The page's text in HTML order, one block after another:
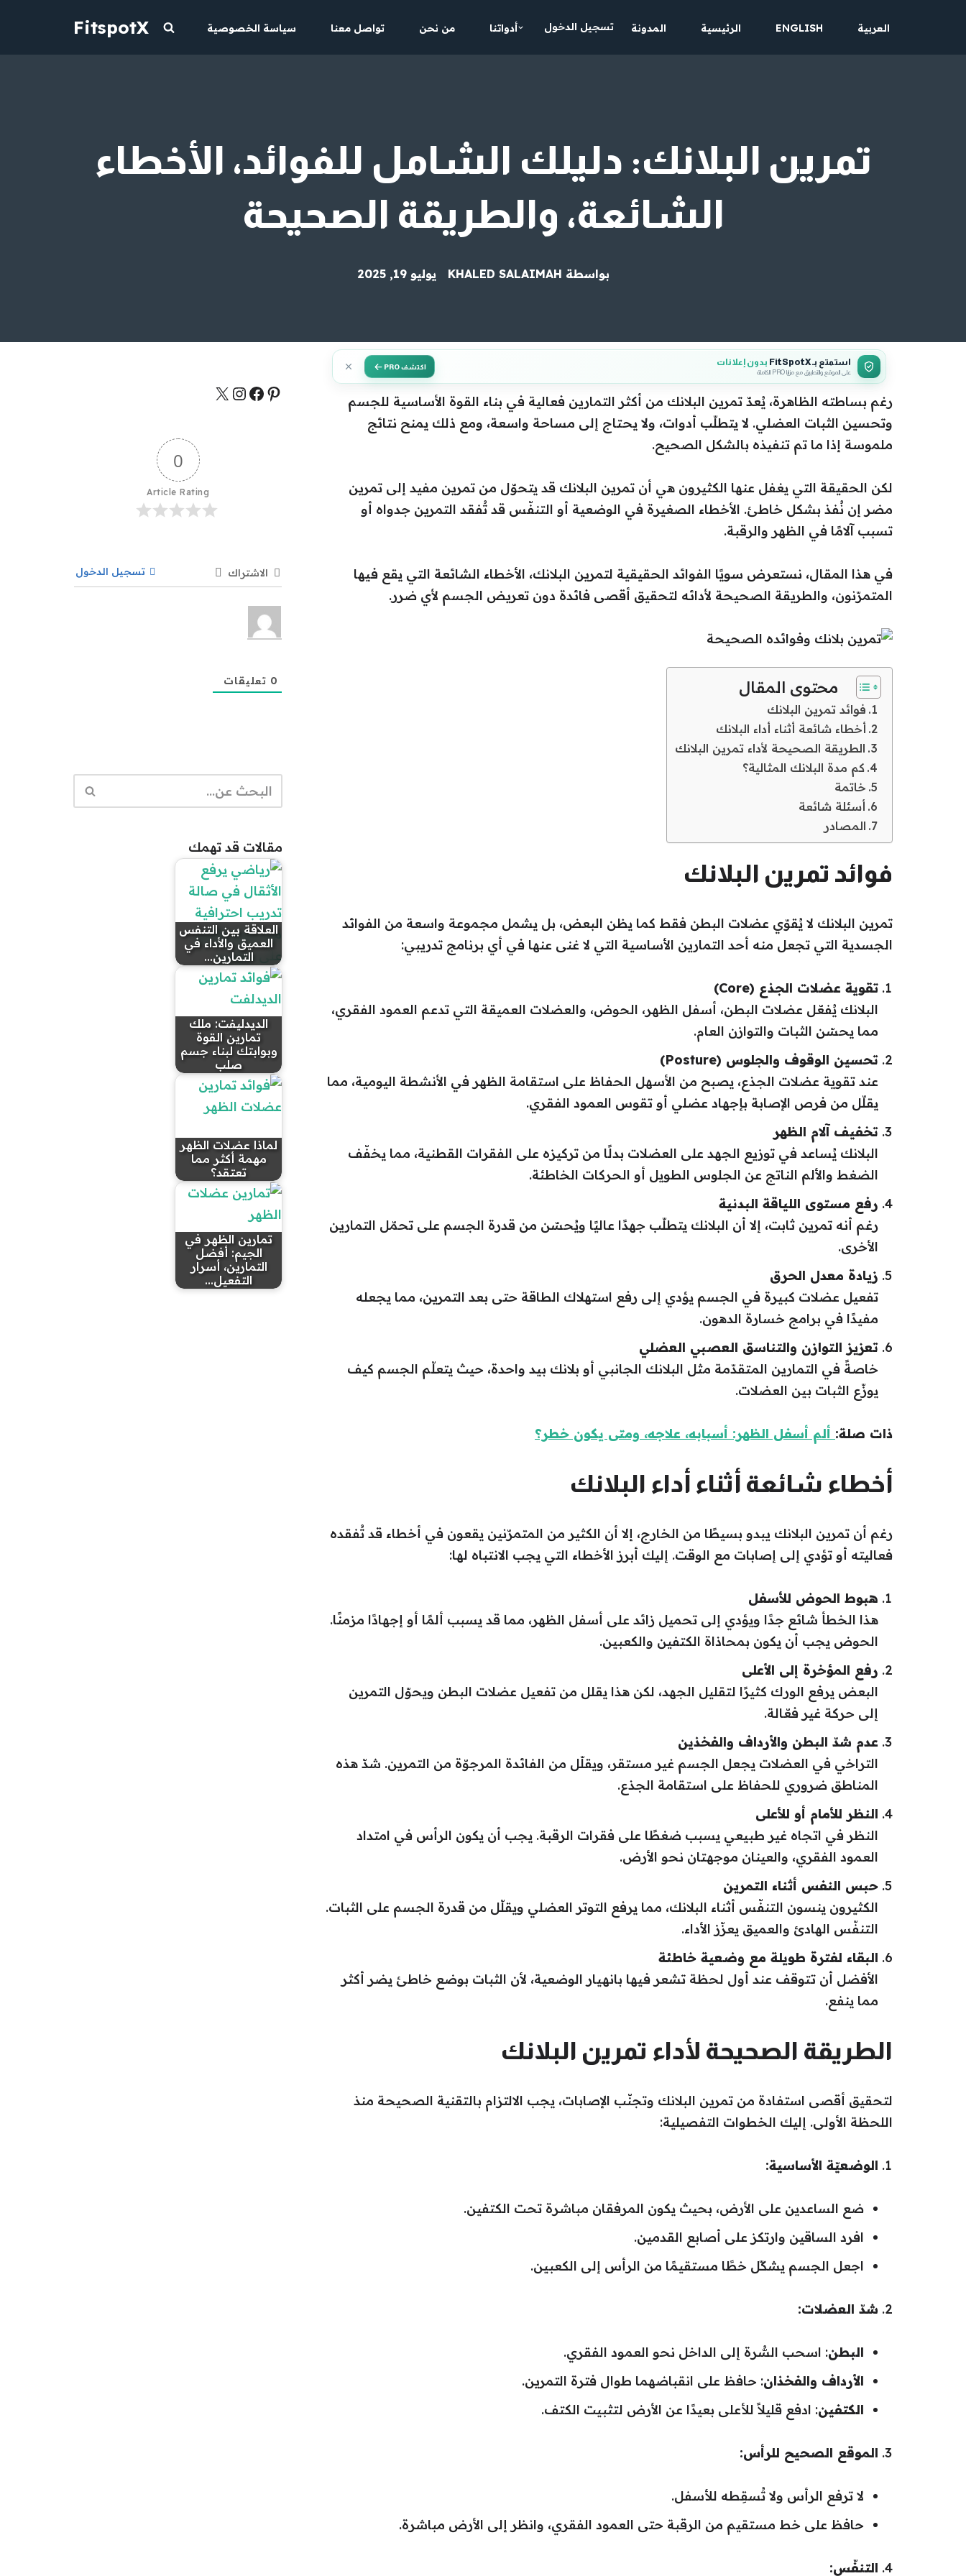
العربية ENGLISH الرئيسية المدونة تسجيل الدخول أدواتنا من نحن تواصل معنا سياسة الخصوصية FitspotX
تمرين البلانك: دليلك الشامل للفوائد، الأخطاء
الشائعة، والطريقة الصحيحة
بواسطة KHALED SALAIMAH يوليو 19, 2025
استمتع بـ FitSpotX بدون إعلانات
على الموقع والتطبيق مع مزايا PRO الكاملة
اكتشف PRO
رغم بساطته الظاهرة، يُعدّ تمرين البلانك من أكثر التمارين فعالية في بناء القوة الأساسية للجسم
وتحسين الثبات العضلي. لا يتطلّب أدوات، ولا يحتاج إلى مساحة واسعة، ومع ذلك يمنح نتائج
ملموسة إذا ما تم تنفيذه بالشكل الصحيح.
لكن الحقيقة التي يغفل عنها الكثيرون هي أن تمرين البلانك قد يتحوّل من تمرين مفيد إلى تمرين
مضر إن نُفذ بشكل خاطئ. الأخطاء الصغيرة في الوضعية أو التنفّس قد تُفقد التمرين جدواه أو
تسبب آلامًا في الظهر والرقبة.
في هذا المقال، نستعرض سويًا الفوائد الحقيقية لتمرين البلانك، الأخطاء الشائعة التي يقع فيها
المتمرّنون، والطريقة الصحيحة لأدائه لتحقيق أقصى فائدة دون تعريض الجسم لأي ضرر.
محتوى المقال
فوائد تمرين البلانك
أخطاء شائعة أثناء أداء البلانك
الطريقة الصحيحة لأداء تمرين البلانك
كم مدة البلانك المثالية؟
خاتمة
أسئلة شائعة
المصادر
فوائد تمرين البلانك
تمرين البلانك لا يُقوّي عضلات البطن فقط كما يظن البعض، بل يشمل مجموعة واسعة من الفوائد
الجسدية التي تجعل منه أحد التمارين الأساسية التي لا غنى عنها في أي برنامج تدريبي:
تقوية عضلات الجذع (Core)
البلانك يُفعّل عضلات البطن، أسفل الظهر، الحوض، والعضلات العميقة التي تدعم العمود الفقري،
مما يحسّن الثبات والتوازن العام.
تحسين الوقوف والجلوس (Posture)
عند تقوية عضلات الجذع، يصبح من الأسهل الحفاظ على استقامة الظهر في الأنشطة اليومية، مما
يقلّل من فرص الإصابة بإجهاد عضلي أو تقوس العمود الفقري.
تخفيف آلام الظهر
البلانك يُساعد في توزيع الجهد على العضلات بدلًا من تركيزه على الفقرات القطنية، مما يخفّف
الضغط والألم الناتج عن الجلوس الطويل أو الحركات الخاطئة.
رفع مستوى اللياقة البدنية
رغم أنه تمرين ثابت، إلا أن البلانك يتطلّب جهدًا عاليًا ويُحسّن من قدرة الجسم على تحمّل التمارين
الأخرى.
زيادة معدل الحرق
تفعيل عضلات كبيرة في الجسم يؤدي إلى رفع استهلاك الطاقة حتى بعد التمرين، مما يجعله
مفيدًا في برامج خسارة الدهون.
تعزيز التوازن والتناسق العصبي العضلي
خاصةً في التمارين المتقدّمة مثل البلانك الجانبي أو بلانك بيد واحدة، حيث يتعلّم الجسم كيف
يوزّع الثبات بين العضلات.
ذات صلة: ألم أسفل الظهر: أسبابه، علاجه، ومتى يكون خطر؟
أخطاء شائعة أثناء أداء البلانك
رغم أن تمرين البلانك يبدو بسيطًا من الخارج، إلا أن الكثير من المتمرّنين يقعون في أخطاء قد تُفقده
فعاليته أو تؤدي إلى إصابات مع الوقت. إليك أبرز الأخطاء التي يجب الانتباه لها:
هبوط الحوض للأسفل
هذا الخطأ شائع جدًا ويؤدي إلى تحميل زائد على أسفل الظهر، مما قد يسبب ألمًا أو إجهادًا مزمنًا.
الحوض يجب أن يكون بمحاذاة الكتفين والكعبين.
رفع المؤخرة إلى الأعلى
البعض يرفع الورك كثيرًا لتقليل الجهد، لكن هذا يقلل من تفعيل عضلات البطن ويحوّل التمرين
إلى حركة غير فعّالة.
عدم شدّ البطن والأرداف والفخذين
التراخي في العضلات يجعل الجسم غير مستقر، ويقلّل من الفائدة المرجوّة من التمرين. شدّ هذه
المناطق ضروري للحفاظ على استقامة الجذع.
النظر للأمام أو للأعلى
النظر في اتجاه غير طبيعي يسبب ضغطًا على فقرات الرقبة. يجب أن يكون الرأس في امتداد
العمود الفقري، والعينان موجهتان نحو الأرض.
حبس النفس أثناء التمرين
الكثيرون ينسون التنفّس أثناء البلانك، مما يرفع التوتر العضلي ويقلّل من قدرة الجسم على الثبات.
التنفّس الهادئ والعميق يعزّز الأداء.
البقاء لفترة طويلة مع وضعية خاطئة
الأفضل أن تتوقف عند أول لحظة تشعر فيها بانهيار الوضعية، لأن الثبات بوضع خاطئ يضر أكثر
مما ينفع.
الطريقة الصحيحة لأداء تمرين البلانك
لتحقيق أقصى استفادة من تمرين البلانك وتجنّب الإصابات، يجب الالتزام بالتقنية الصحيحة منذ
اللحظة الأولى. إليك الخطوات التفصيلية:
الوضعيّة الأساسية:
ضع الساعدين على الأرض، بحيث يكون المرفقان مباشرة تحت الكتفين.
افرد الساقين وارتكز على أصابع القدمين.
اجعل الجسم يشكّل خطًا مستقيمًا من الرأس إلى الكعبين.
شدّ العضلات:
البطن: اسحب السُّرة إلى الداخل نحو العمود الفقري.
الأرداف والفخذان: حافظ على انقباضهما طوال فترة التمرين.
الكتفين: ادفع قليلاً للأعلى بعيدًا عن الأرض لتثبيت الكتف.
الموقع الصحيح للرأس:
لا ترفع الرأس ولا تُسقِطه للأسفل.
حافظ على خط مستقيم من الرقبة حتى العمود الفقري، وانظر إلى الأرض مباشرة.
التنفّس:
0
Article Rating
الاشتراك تسجيل الدخول
0 تعليقات
مقالات قد تهمك
العلاقة بين التنفس
العميق والأداء في
التمارين…
الديدليفت: ملك
تمارين القوة
وبوابتك لبناء جسم
صلب
لماذا عضلات الظهر
مهمة أكثر مما
تعتقد؟
تمارين الظهر في
الجيم: أفضل
التمارين، أسرار
التفعيل…